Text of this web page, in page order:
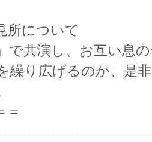
所について
で共演し、お互い息
繰り広げるのか、是
＝